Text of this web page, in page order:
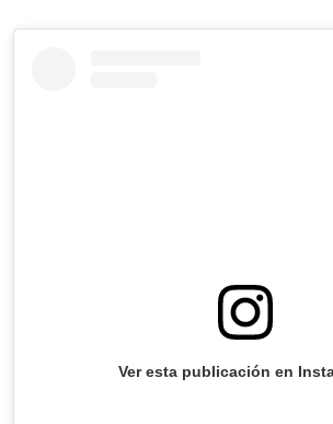
Ver esta publicación en